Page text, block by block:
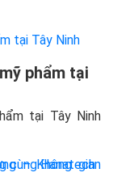
phẩm tại
tại Tây Ninh